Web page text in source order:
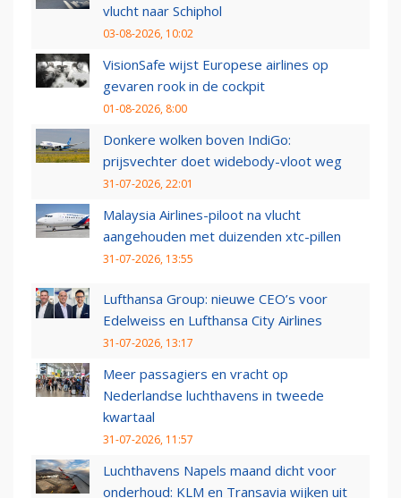
vlucht naar Schiphol
03-08-2026, 10:02
VisionSafe wijst Europese airlines op
gevaren rook in de cockpit
01-08-2026, 8:00
Donkere wolken boven IndiGo:
prijsvechter doet widebody-vloot weg
31-07-2026, 22:01
Malaysia Airlines-piloot na vlucht
aangehouden met duizenden xtc-pillen
31-07-2026, 13:55
Lufthansa Group: nieuwe CEO’s voor
Edelweiss en Lufthansa City Airlines
31-07-2026, 13:17
Meer passagiers en vracht op
Nederlandse luchthavens in tweede
kwartaal
31-07-2026, 11:57
Luchthavens Napels maand dicht voor
onderhoud: KLM en Transavia wijken uit